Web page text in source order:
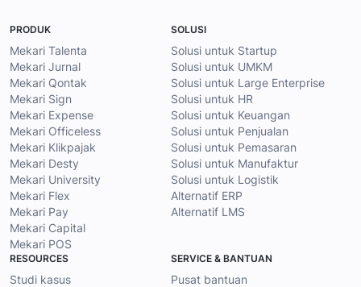
PRODUK
Mekari Talenta
Mekari Jurnal
Mekari Qontak
Mekari Sign
Mekari Expense
Mekari Officeless
Mekari Klikpajak
Mekari Desty
Mekari University
Mekari Flex
Mekari Pay
Mekari Capital
Mekari POS
SOLUSI
Solusi untuk Startup
Solusi untuk UMKM
Solusi untuk Large Enterprise
Solusi untuk HR
Solusi untuk Keuangan
Solusi untuk Penjualan
Solusi untuk Pemasaran
Solusi untuk Manufaktur
Solusi untuk Logistik
Alternatif ERP
Alternatif LMS
RESOURCES
Studi kasus
SERVICE & BANTUAN
Pusat bantuan